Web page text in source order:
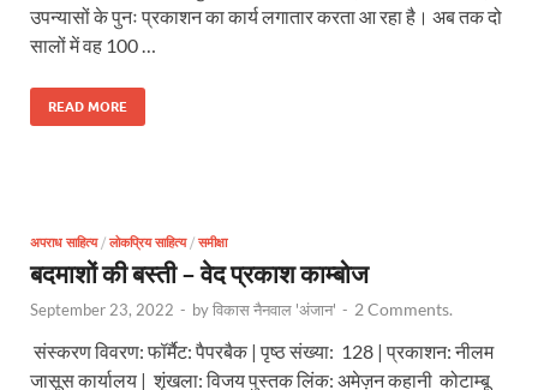
उपन्यासों के पुनः प्रकाशन का कार्य लगातार करता आ रहा है। अब तक दो
सालों में वह 100 …
READ MORE
अपराध साहित्य/ लोकप्रिय साहित्य/ समीक्षा
बदमाशों की बस्ती – वेद प्रकाश काम्बोज
September 23, 2022 - byविकास नैनवाल 'अंजान' - 2 Comments.
संस्करण विवरण: फॉर्मैट: पैपरबैक | पृष्ठ संख्या: 128 | प्रकाशन: नीलम
जासूस कार्यालय | शृंखला: विजय पुस्तक लिंक: अमेज़न कहानी कोटाम्बू